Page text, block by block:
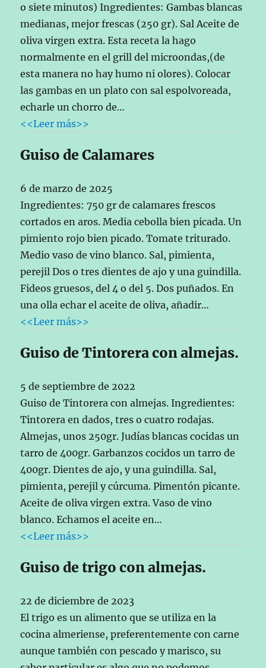
o siete minutos) Ingredientes: Gambas blancas
medianas, mejor frescas (250 gr). Sal Aceite de
oliva virgen extra. Esta receta la hago
normalmente en el grill del microondas,(de
esta manera no hay humo ni olores). Colocar
las gambas en un plato con sal espolvoreada,
echarle un chorro de…
<<Leer más>>
Guiso de Calamares
6 de marzo de 2025
Ingredientes: 750 gr de calamares frescos
cortados en aros. Media cebolla bien picada. Un
pimiento rojo bien picado. Tomate triturado.
Medio vaso de vino blanco. Sal, pimienta,
perejil Dos o tres dientes de ajo y una guindilla.
Fideos gruesos, del 4 o del 5. Dos puñados. En
una olla echar el aceite de oliva, añadir…
<<Leer más>>
Guiso de Tintorera con almejas.
5 de septiembre de 2022
Guiso de Tintorera con almejas. Ingredientes:
Tintorera en dados, tres o cuatro rodajas.
Almejas, unos 250gr. Judías blancas cocidas un
tarro de 400gr. Garbanzos cocidos un tarro de
400gr. Dientes de ajo, y una guindilla. Sal,
pimienta, perejil y cúrcuma. Pimentón picante.
Aceite de oliva virgen extra. Vaso de vino
blanco. Echamos el aceite en…
<<Leer más>>
Guiso de trigo con almejas.
22 de diciembre de 2023
El trigo es un alimento que se utiliza en la
cocina almeriense, preferentemente con carne
aunque también con pescado y marisco, su